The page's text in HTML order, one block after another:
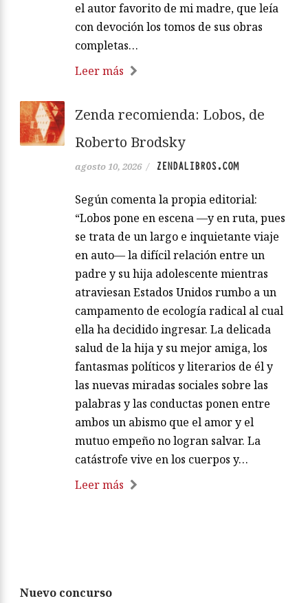
el autor favorito de mi madre, que leía
con devoción los tomos de sus obras
completas…
Leer más
Zenda recomienda: Lobos, de
Roberto Brodsky
agosto 10, 2026 / ZENDALIBROS.COM
Según comenta la propia editorial:
“Lobos pone en escena —y en ruta, pues
se trata de un largo e inquietante viaje
en auto— la difícil relación entre un
padre y su hija adolescente mientras
atraviesan Estados Unidos rumbo a un
campamento de ecología radical al cual
ella ha decidido ingresar. La delicada
salud de la hija y su mejor amiga, los
fantasmas políticos y literarios de él y
las nuevas miradas sociales sobre las
palabras y las conductas ponen entre
ambos un abismo que el amor y el
mutuo empeño no logran salvar. La
catástrofe vive en los cuerpos y…
Leer más
Nuevo concurso